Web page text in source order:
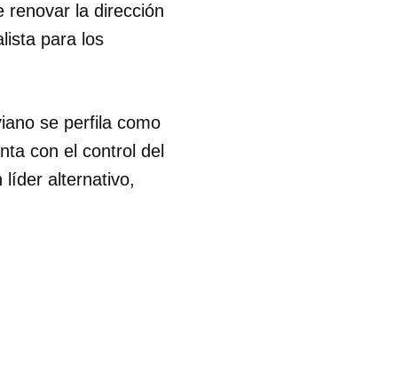
renovar la dirección
para los
se perfila como
con el control del
líder alternativo,